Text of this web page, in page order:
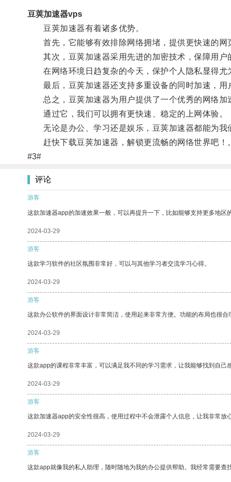
豆荚加速器vps
豆荚加速器有着诸多优势。
首先，它能够有效排除网络拥堵，提供更快速的网
其次，豆荚加速器采用先进的加密技术，保障用户
在网络环境日趋复杂的今天，保护个人隐私显得尤
最后，豆荚加速器还支持多重设备的同时加速，用
总之，豆荚加速器为用户提供了一个优秀的网络加
通过它，我们可以拥有更快速、稳定的上网体验。
无论是办公、学习还是娱乐，豆荚加速器都能为我
赶快下载豆荚加速器，解锁更流畅的网络世界吧！
#3#
评论
游客
这款加速器app的加速效果一般，可以再提升一下，比如能够支持更多地区
2024-03-29
游客
这款学习软件的社区氛围非常好，可以与其他学习者交流学习心得。
2024-03-29
游客
这款办公软件的界面设计非常简洁，使用起来非常方便。功能的布局也很合
2024-03-29
游客
这款app的课程非常丰富，可以满足我不同的学习需求，让我能够找到自己
2024-03-29
游客
这款加速器app的安全性很高，使用过程中不会泄露个人信息，让我非常放心
2024-03-29
游客
这款app就像我的私人助理，随时随地为我的办公提供帮助。我经常需要查